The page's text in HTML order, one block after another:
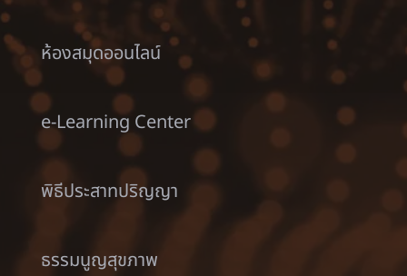
ห้องสมุดออนไลน์
e-Learning Center
พิธีประสาทปริญญา
ธรรมนูญสุขภาพ